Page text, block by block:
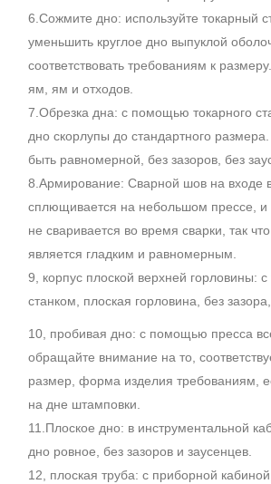
6.Сожмите дно: используйте токарный
уменьшить круглое дно выпуклой
соответствовать требованиям к
ям, ям и отходов.
7.Обрезка дна: с помощью токарного
дно скорлупы до стандартного
быть равномерной, без зазоров, без
8.Армирование: Сварной шов на входе
сплющивается на небольшом прессе, и
не сваривается во время сварки, так
является гладким и равномерным.
9, корпус плоской верхней горловины:
станком, плоская горловина, без
10, пробивая дно: с помощью пресса
обращайте внимание на то,
размер, форма изделия требованиям,
на дне штамповки.
11.Плоское дно: в инструментальной
дно ровное, без зазоров и заусенцев.
12, плоская труба: с приборной